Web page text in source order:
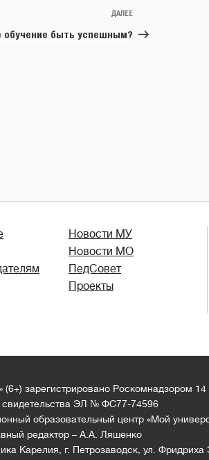
Следующая
запись
ДАЛЕЕ
быть успешным?
Новости МУ
Новости МО
ПедСовет
Проекты
(6+) зарегистрировано Роскомнадзором
ЭЛ № ФС77-74596
образовательный центр «Мой
редактор – А.А. Ляшенко
Карелия, г. Петрозаводск, ул. Фридриха